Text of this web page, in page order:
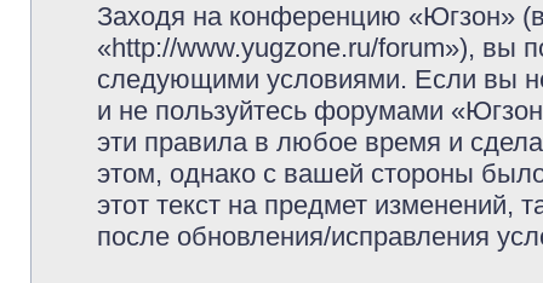
Заходя на конференцию «Югзон»
«http://www.yugzone.ru/forum»), вы
следующими условиями. Если вы
и не пользуйтесь форумами
эти правила в любое время и
этом, однако с вашей стороны
этот текст на предмет изменений,
после обновления/исправления